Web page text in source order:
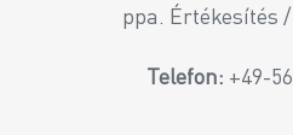
ppa. Értékesítés
Telefon: +49-